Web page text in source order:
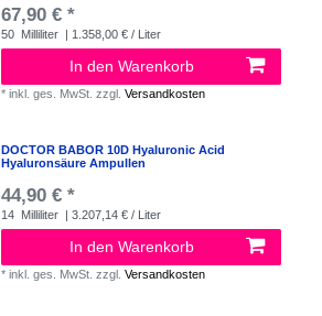
67,90 € *
50 Milliliter | 1.358,00 € / Liter
In den Warenkorb
*inkl. ges. MwSt. zzgl.Versandkosten
DOCTOR BABOR 10D Hyaluronic Acid
Hyaluronsäure Ampullen
44,90 € *
14 Milliliter | 3.207,14 € / Liter
In den Warenkorb
*inkl. ges. MwSt. zzgl.Versandkosten